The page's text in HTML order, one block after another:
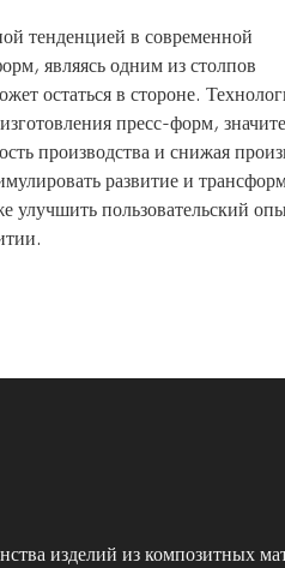
тенденцией в современной
являясь одним из столпов
остаться в стороне.
пресс-форм,
производства и снижая
развитие и
улучшить пользовательский
изделий из композитных